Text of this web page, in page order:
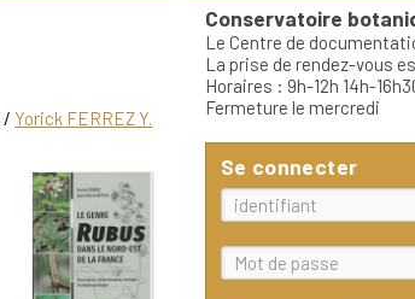
/ Yorick FERREZ Y.
Conservatoire
Le Centre de
La prise de rendez-vous
Horaires : 9h-12h 14h-
Fermeture le mercredi
Se connecter